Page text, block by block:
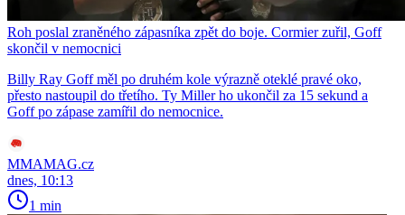
Roh poslal zraněného zápasníka zpět do boje. Cormier zuřil, Goff
skončil v nemocnici
Billy Ray Goff měl po druhém kole výrazně oteklé pravé oko,
přesto nastoupil do třetího. Ty Miller ho ukončil za 15 sekund a
Goff po zápase zamířil do nemocnice.
MMAMAG.cz
dnes, 10:13
1 min